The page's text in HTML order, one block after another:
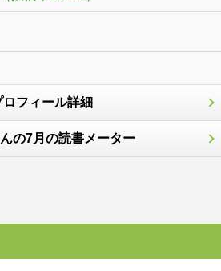
ロフィール詳細
の7月の読書メーター